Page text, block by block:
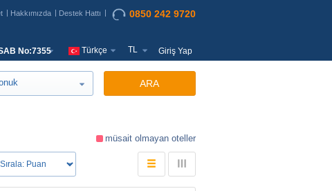
Hakkımızda Destek Hattı 0850 242 9720
No:7355 Türkçe TL Giriş Yap
ARA
müsait olmayan oteller